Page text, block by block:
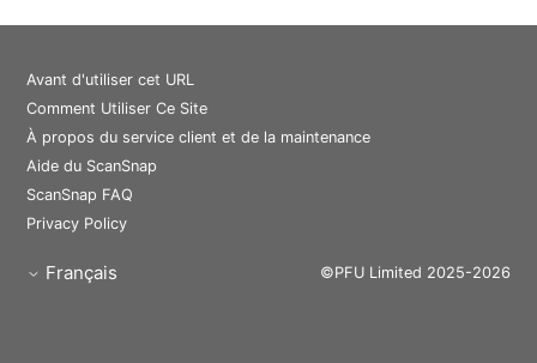
Avant d'utiliser cet URL
Comment Utiliser Ce Site
À propos du service client et de la maintenance
Aide du ScanSnap
ScanSnap FAQ
Privacy Policy
Français ©PFU Limited 2025-2026